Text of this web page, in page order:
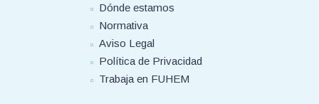
Dónde estamos
Normativa
Aviso Legal
Política de Privacidad
Trabaja en FUHEM